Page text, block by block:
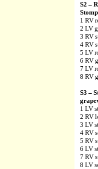
S2 –
1 RV
2 LV
3 RV
4 RV
5 LV
6 RV
7 LV
8 RV
S3 –
1 LV
2 RV
3 LV
4 RV
5 RV
6 LV
7 RV
8 LV